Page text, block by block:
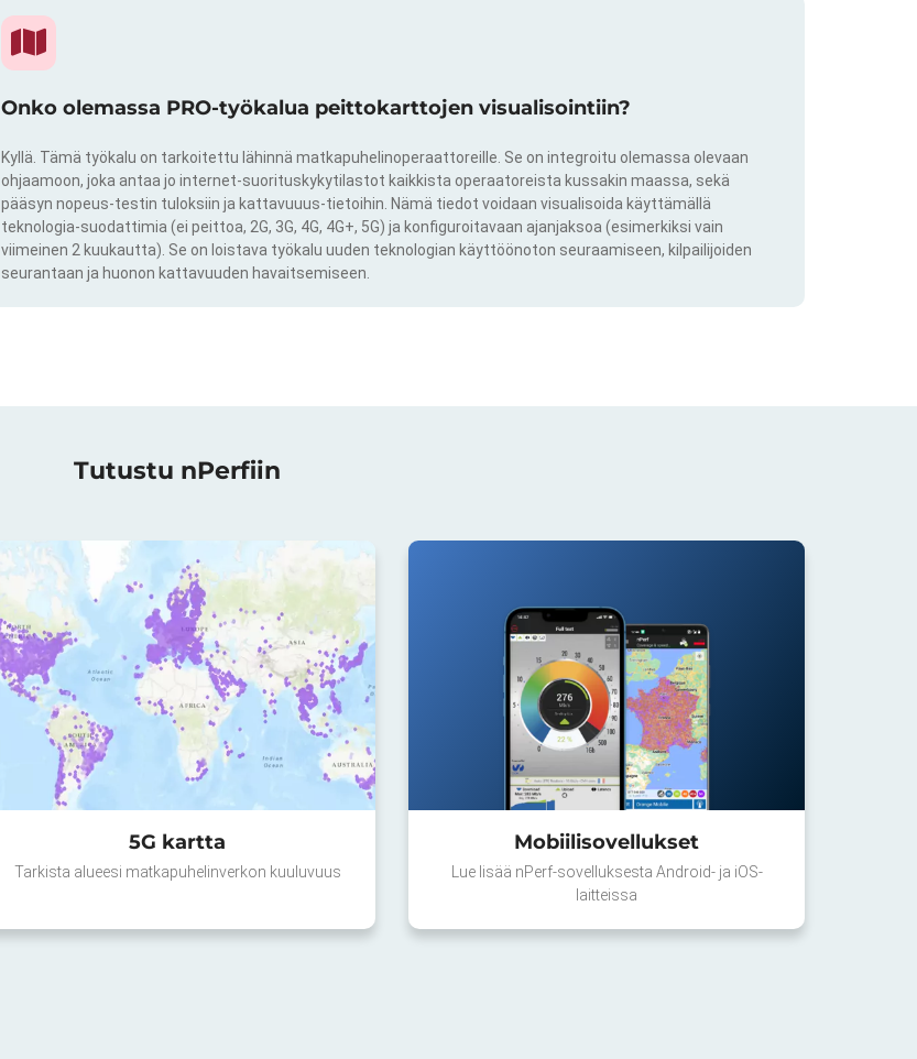
Onko olemassa PRO-työkalua peittokarttojen visualisointiin?
Kyllä. Tämä työkalu on tarkoitettu lähinnä matkapuhelinoperaattoreille. Se on integroitu olemassa olevaan
ohjaamoon, joka antaa jo internet-suorituskykytilastot kaikkista operaatoreista kussakin maassa, sekä
pääsyn nopeus-testin tuloksiin ja kattavuuus-tietoihin. Nämä tiedot voidaan visualisoida käyttämällä
teknologia-suodattimia (ei peittoa, 2G, 3G, 4G, 4G+, 5G) ja konfiguroitavaan ajanjaksoa (esimerkiksi vain
viimeinen 2 kuukautta). Se on loistava työkalu uuden teknologian käyttöönoton seuraamiseen, kilpailijoiden
seurantaan ja huonon kattavuuden havaitsemiseen.
Tutustu nPerfiin
5G kartta
Tarkista alueesi matkapuhelinverkon kuuluvuus
Mobiilisovellukset
Lue lisää nPerf-sovelluksesta Android- ja iOS-
laitteissa